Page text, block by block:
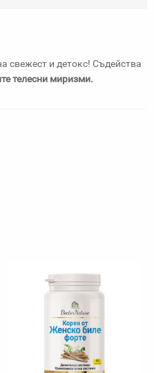
свежест и детокс! Съдейства
телесни миризми.